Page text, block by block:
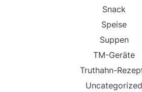
Snack
Speise
Suppen
TM-Geräte
Truthahn-
Uncategorized